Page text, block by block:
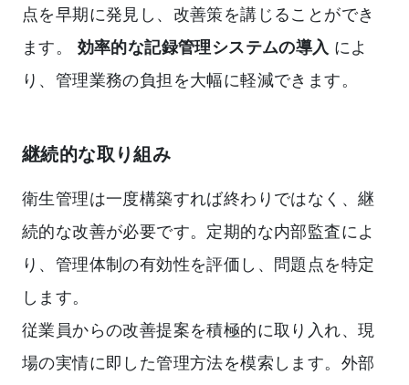
点を早期に発見し、改善策を講じることができ
ます。 効率的な記録管理システムの導入 によ
り、管理業務の負担を大幅に軽減できます。
継続的な取り組み
衛生管理は一度構築すれば終わりではなく、継
続的な改善が必要です。定期的な内部監査によ
り、管理体制の有効性を評価し、問題点を特定
します。
従業員からの改善提案を積極的に取り入れ、現
場の実情に即した管理方法を模索します。外部